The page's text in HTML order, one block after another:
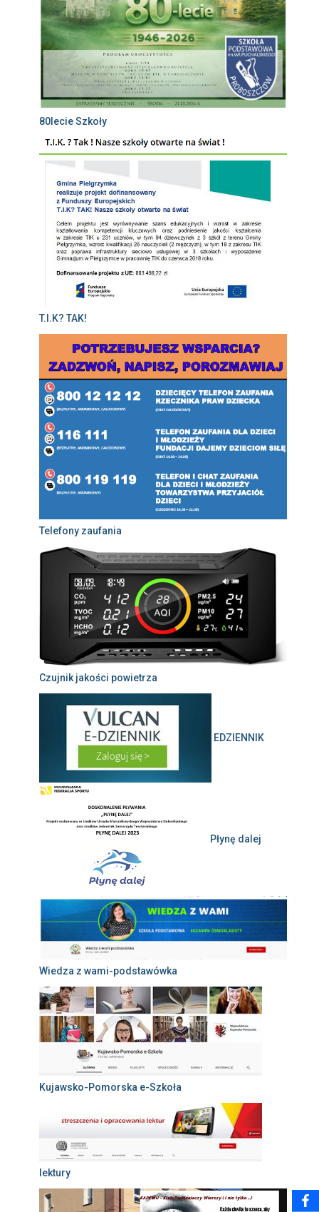
80lecie Szkoły
T.I.K? TAK!
Telefony zaufania
Czujnik jakości powietrza
EDZIENNIK
Płynę dalej
Wiedza z wami-podstawówka
Kujawsko-Pomorska e-Szkoła
lektury